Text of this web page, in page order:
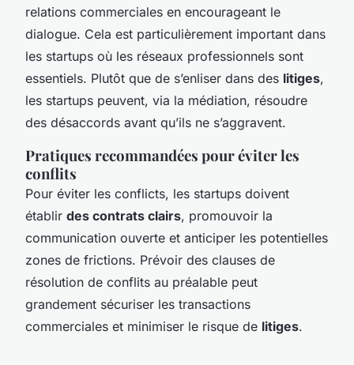
relations commerciales en encourageant le
dialogue. Cela est particulièrement important dans
les startups où les réseaux professionnels sont
essentiels. Plutôt que de s’enliser dans des litiges,
les startups peuvent, via la médiation, résoudre
des désaccords avant qu’ils ne s’aggravent.
Pratiques recommandées pour éviter les
conflits
Pour éviter les conflicts, les startups doivent
établir des contrats clairs, promouvoir la
communication ouverte et anticiper les potentielles
zones de frictions. Prévoir des clauses de
résolution de conflits au préalable peut
grandement sécuriser les transactions
commerciales et minimiser le risque de litiges.